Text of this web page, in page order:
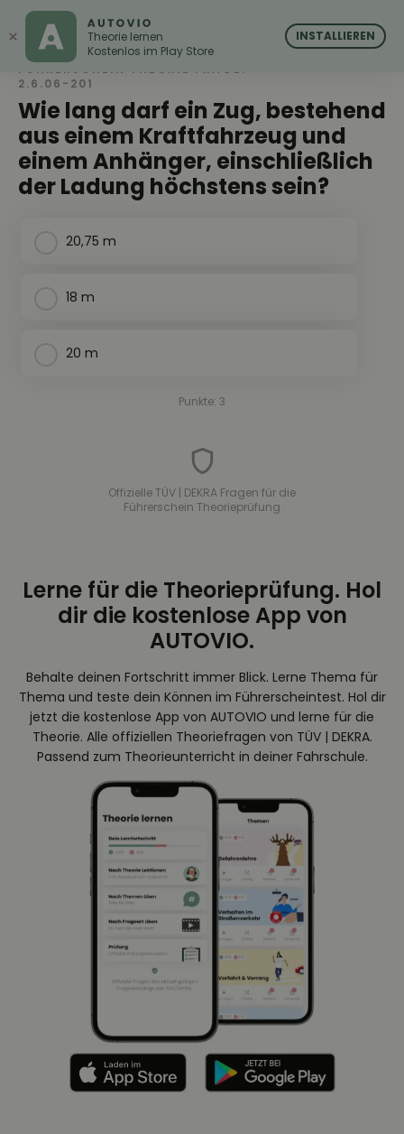
AUTOVIO
Wie lang darf ein Zug, bestehend
aus einem Kraftfahrzeug und
einem Anhänger, einschließlich
der Ladung höchstens sein?
FÜHRERSCHEIN THEORIE FRAGE:
2.6.06-201
20,75 m
18 m
20 m
Punkte: 3
Offizielle TÜV | DEKRA Fragen für die
Führerschein Theorieprüfung
Lerne für die Theorieprüfung. Hol
dir die kostenlose App von
AUTOVIO.
Behalte deinen Fortschritt immer Blick. Lerne Thema für
Thema und teste dein Können im Führerscheintest. Hol dir
jetzt die kostenlose App von AUTOVIO und lerne für die
Theorie. Alle offiziellen Theoriefragen von TÜV | DEKRA.
Passend zum Theorieunterricht in deiner Fahrschule.
× AUTOVIO
Theorie lernen
Kostenlos im Play Store
INSTALLIEREN